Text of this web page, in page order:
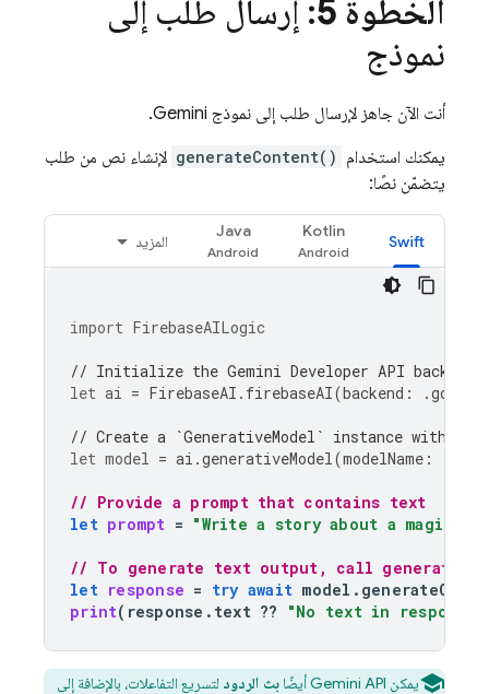
الخطوة 5
: إرسال طلب إلى
نموذج
أنت الآن جاهز لإرسال طلب إلى نموذج Gemini
.
يمكنك استخدام generateContent() لإنشاء نص من طلب
يتضمّن نصًا:
Swift
Kotlin
Java
المزيد
import FirebaseAILogic
// Initialize the Gemini Developer API backend
let ai = FirebaseAI . firebaseAI(backend : .
// Create a `GenerativeModel` instance with a
let model = ai .generativeModel(modelName :
// Provide a prompt that contains text
let prompt = "Write a story about a magic
// To generate text output, call
let response = try await model .
print( response . text ?? "No text in
يمكن Gemini APIأيضًا بث الردود لتسريع التفاعلات، بالإضافة إلى